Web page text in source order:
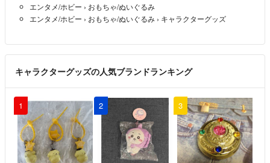
エンタメ/ホビー › おもちゃ/ぬいぐるみ
エンタメ/ホビー › おもちゃ/ぬいぐるみ › キャラクターグッズ
キャラクターグッズの人気ブランドランキング
1 2 3